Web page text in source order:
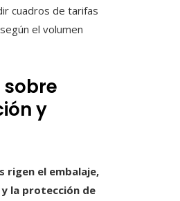
cuadros de tarifas
el volumen
y
rigen el embalaje,
la protección de